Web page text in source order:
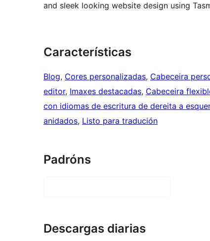
and sleek looking website design using
Características
Blog, Cores personalizadas, Cabeceira
editor, Imaxes destacadas, Cabeceira
con idiomas de escritura de dereita a
anidados, Listo para tradución
Padróns
Descargas diarias